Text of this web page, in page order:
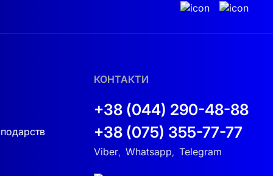
обладнання на даху або землі. Вони важливі
сонячну енергію.
призвести до додаткових витрат або
з ключових ролей. Важливо розуміти, що
потужність. Якщо ваша мета —
особливу увагу всім компонентам
КОНТАКТИ
+38 (044) 290-48-88
+38 (075) 355-77-77
Viber, Whatsapp, Telegram